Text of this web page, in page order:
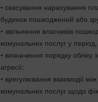
• скасування нарахування
будинок пошкоджений або
• звільнення власників
комунальних послуг у
• визначення порядку обліку
агресії;
• врегулювання взаємодії
комунальних послуг щодо